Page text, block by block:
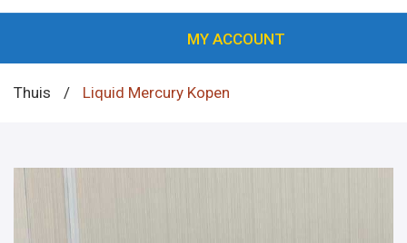
MY ACCOUNT
Thuis / Liquid Mercury Kopen